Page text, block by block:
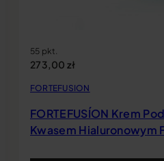
55 pkt.
273,00 zł
FORTEFUSION
FORTEFUSÍON Krem
Kwasem Hialuronowym